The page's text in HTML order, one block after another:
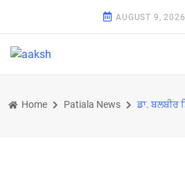
AUGUST 9, 2026
Home Patiala News